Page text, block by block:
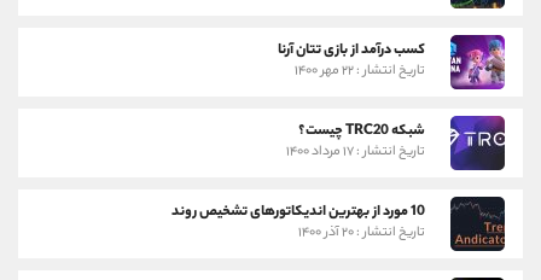
کسب درآمد از بازی تتان آرنا
تاریخ انتشار : ۲۲ مهر ۱۴۰۰
شبکه TRC20 چیست؟
تاریخ انتشار : ۱۷ مرداد ۱۴۰۰
10 مورد از بهترین اندیکاتورهای تشخیص روند
تاریخ انتشار : ۲۰ آذر ۱۴۰۰